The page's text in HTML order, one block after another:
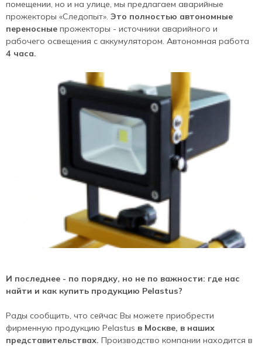
помещении, но и на улице, мы предлагаем аварийные
прожекторы «Следопыт». Это полностью автономные
переносные прожекторы - источники аварийного и
рабочего освещения с аккумулятором. Автономная работа
4 часа.
И последнее - по порядку, но не по важности: где нас
найти и как купить продукцию Pelastus?
Рады сообщить, что сейчас Вы можете приобрести
фирменную продукцию Pelastus в Москве, в наших
представительствах. Производство компании находится в